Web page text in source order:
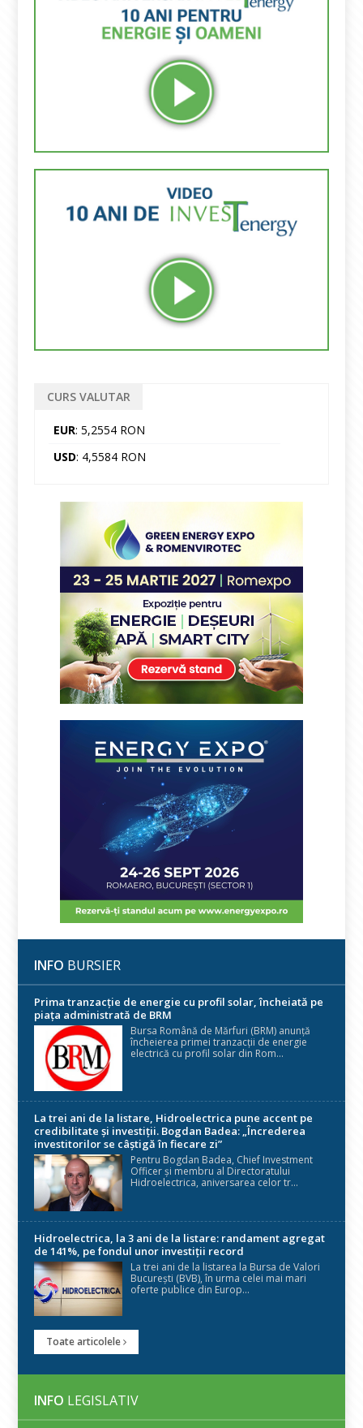
CURS VALUTAR
EUR: 5,2554 RON
USD: 4,5584 RON
INFO BURSIER
Prima tranzacție de energie cu profil solar, încheiată pe
piața administrată de BRM
Bursa Română de Mărfuri (BRM) anunță
încheierea primei tranzacții de energie
electrică cu profil solar din Rom...
La trei ani de la listare, Hidroelectrica pune accent pe
credibilitate și investiții. Bogdan Badea: „Încrederea
investitorilor se câștigă în fiecare zi”
Pentru Bogdan Badea, Chief Investment
Officer și membru al Directoratului
Hidroelectrica, aniversarea celor tr...
Hidroelectrica, la 3 ani de la listare: randament agregat
de 141%, pe fondul unor investiții record
La trei ani de la listarea la Bursa de Valori
București (BVB), în urma celei mai mari
oferte publice din Europ...
Toate articolele
INFO LEGISLATIV